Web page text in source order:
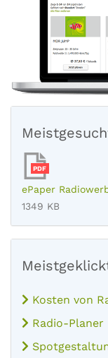
PDF
ePaper
1349 KB
Kosten von
Radio-Planer